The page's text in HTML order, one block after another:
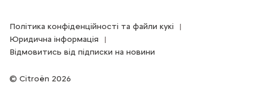
Citroën 2026
Політика конфіденційності та файли кукі
Юридична інформація
Відмовитись від підписки на новини